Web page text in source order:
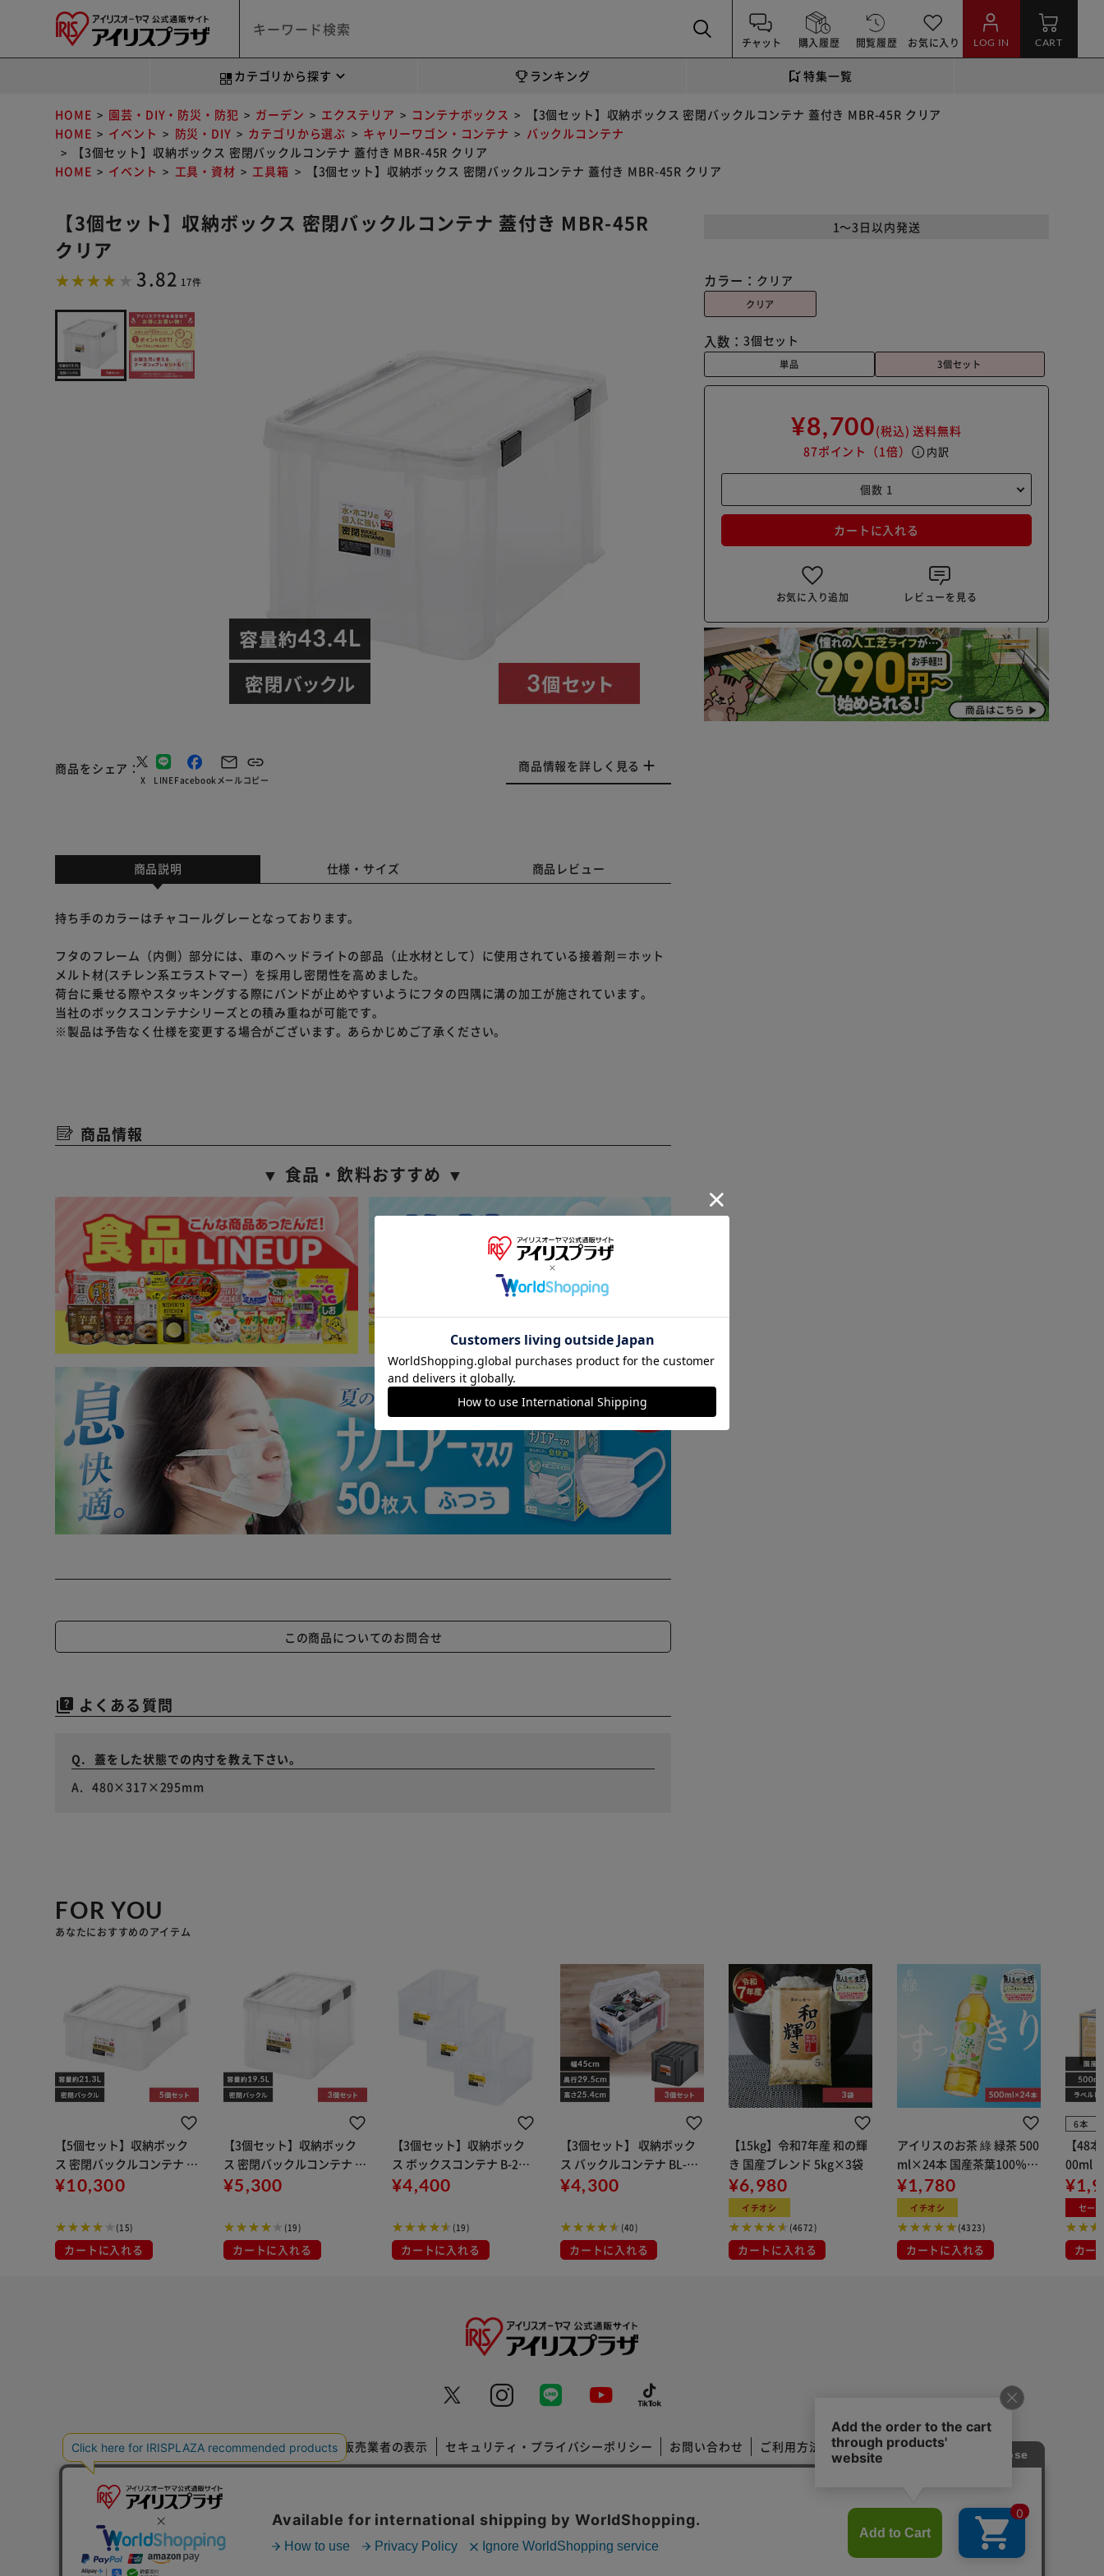
チャット 購入履歴 閲覧履歴 お気に入り LOG IN CART
カテゴリから探す ランキング 特集一覧
HOME 園芸・DIY・防災・防犯 ガーデン エクステリア コンテナボックス
【3個セット】収納ボックス 密閉バックルコンテナ 蓋付き MBR-45R クリア
HOME
イベント 防災・DIY カテゴリから選ぶ キャリーワゴン・コンテナ
バックルコンテナ
【3個セット】収納ボックス 密閉バックルコンテナ 蓋付き MBR-45R クリア
HOME
イベント 工具・資材 工具箱 【3個セット】収納ボックス 密閉バックルコンテナ 蓋付き MBR-45R クリア
【3個セット】収納ボックス 密閉バックルコンテナ 蓋付き MBR-45R
クリア
3.82 17件
商品をシェア
X LINEFacebookメールコピー
商品情報を詳しく見る
1～3日以内発送
カラー： クリア
クリア
入数： 3個セット
単品 3個セット
¥8,700(税込) 送料無料
87ポイント （1倍） info 内訳
カートに入れる
お気に入り追加 レビューを見る
商品説明 仕様・サイズ 商品レビュー
持ち手のカラーはチャコールグレーとなっております。
フタのフレーム（内側）部分には、車のヘッドライトの部品（止水材として）に使用されている接着剤＝ホット
メルト材(スチレン系エラストマー）を採用し密閉性を高めました。
荷台に乗せる際やスタッキングする際にバンドが止めやすいようにフタの四隅に溝の加工が施されています。
当社のボックスコンテナシリーズとの積み重ねが可能です。
※製品は予告なく仕様を変更する場合がございます。あらかじめご了承ください。
商品情報
▼ 食品・飲料おすすめ ▼
この商品についてのお問合せ
quiz よくある質問
蓋をした状態での内寸を教え下さい。
480×317×295mm
FOR YOU
あなたにおすすめのアイテム
【5個セット】収納ボック
ス 密閉バックルコンテナ 蓋
付き MBR-22R クリア／チ
¥10,300
(15)
カートに入れる
【3個セット】収納ボック
ス 密閉バックルコンテナ 蓋
付き MBR-21R クリア／チ
¥5,300
(19)
カートに入れる
【3個セット】収納ボック
ス ボックスコンテナ B-21R
クリア
¥4,400
(19)
カートに入れる
【3個セット】 収納ボック
ス バックルコンテナ BL-21
R チャコールグレー
¥4,300
(40)
カートに入れる
【15kg】令和7年産 和の輝
き 国産ブレンド 5kg×3袋
¥6,980
イチオシ
(4672)
カートに入れる
アイリスのお茶 綠 緑茶 500
ml×24本 国産茶葉100％使
用
¥1,780
イチオシ
(4323)
カートに入れる
6本
【48
00ml
セール
カー
特定商取引法に基づく通信販売業者の表示 セキュリティ・プライバシーポリシー お問い合わせ ご利用方法 ご利用規約
※ご確認ください